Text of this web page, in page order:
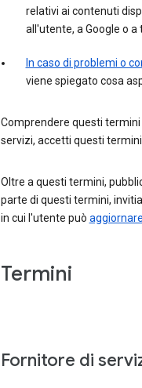
relativi ai contenuti
all'utente, a Google o a
In caso di problemi o
viene spiegato cosa
Comprendere questi
servizi, accetti questi termini.
Oltre a questi termini,
parte di questi termini,
in cui l'utente può
Termini
Fornitore di